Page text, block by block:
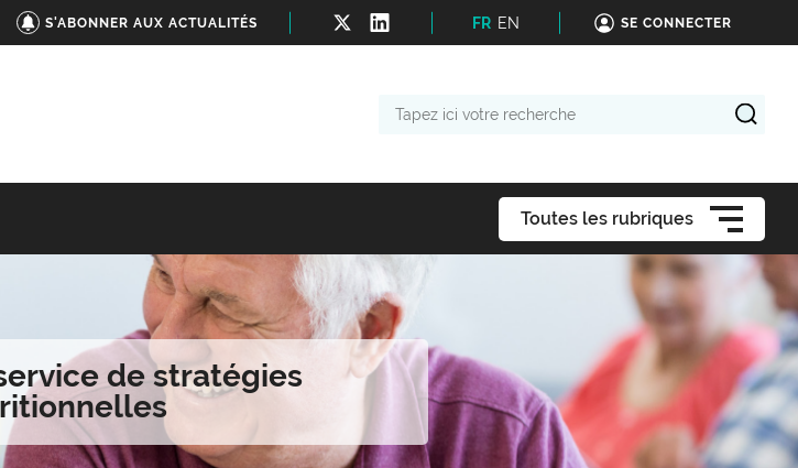
S'ABONNER AUX ACTUALITÉS FR EN SE CONNECTER
Toutes les rubriques
de stratégies